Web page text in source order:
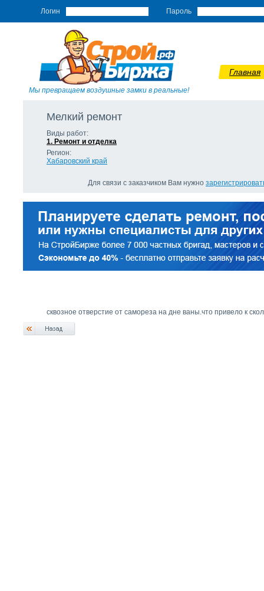
Логин Пароль
Мы превращаем воздушные замки в реальные!
Главная
Мелкий ремонт
Виды работ:
1. Ремонт и отделка
Регион:
Хабаровский край
Для связи с заказчиком Вам нужно
сквозное отверстие от самореза на дне ваны.что привело к